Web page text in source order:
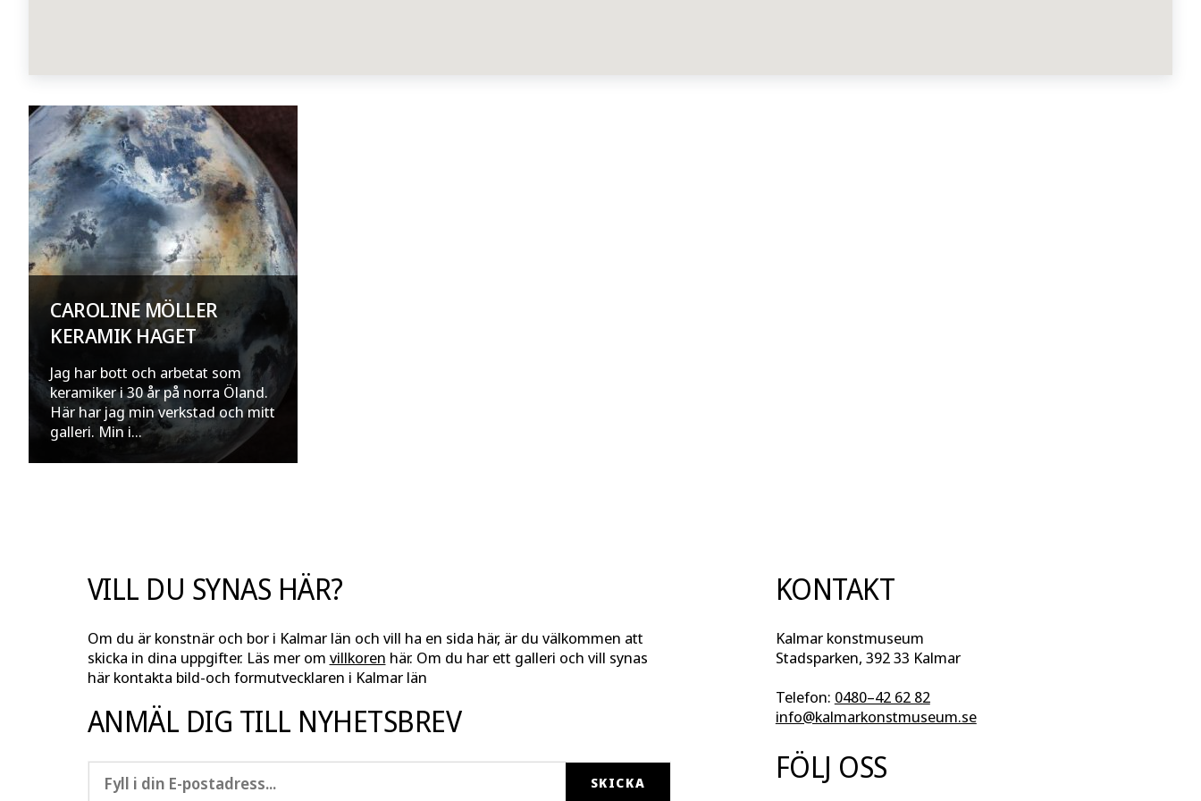
CAROLINE MÖLLER
KERAMIK HAGET
Jag har bott och arbetat som
keramiker i 30 år på norra Öland.
Här har jag min verkstad och mitt
galleri. Min i...
VILL DU SYNAS HÄR?
Om du är konstnär och bor i Kalmar län och vill ha en sida här, är du välkommen att
skicka in dina uppgifter. Läs mer om villkoren här. Om du har ett galleri och vill synas
här kontakta bild-och formutvecklaren i Kalmar län
ANMÄL DIG TILL NYHETSBREV
KONTAKT
Kalmar konstmuseum
Stadsparken, 392 33 Kalmar
Telefon: 0480–42 62 82
info@kalmarkonstmuseum.se
FÖLJ OSS